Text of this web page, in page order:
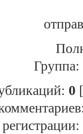
Группа:
0